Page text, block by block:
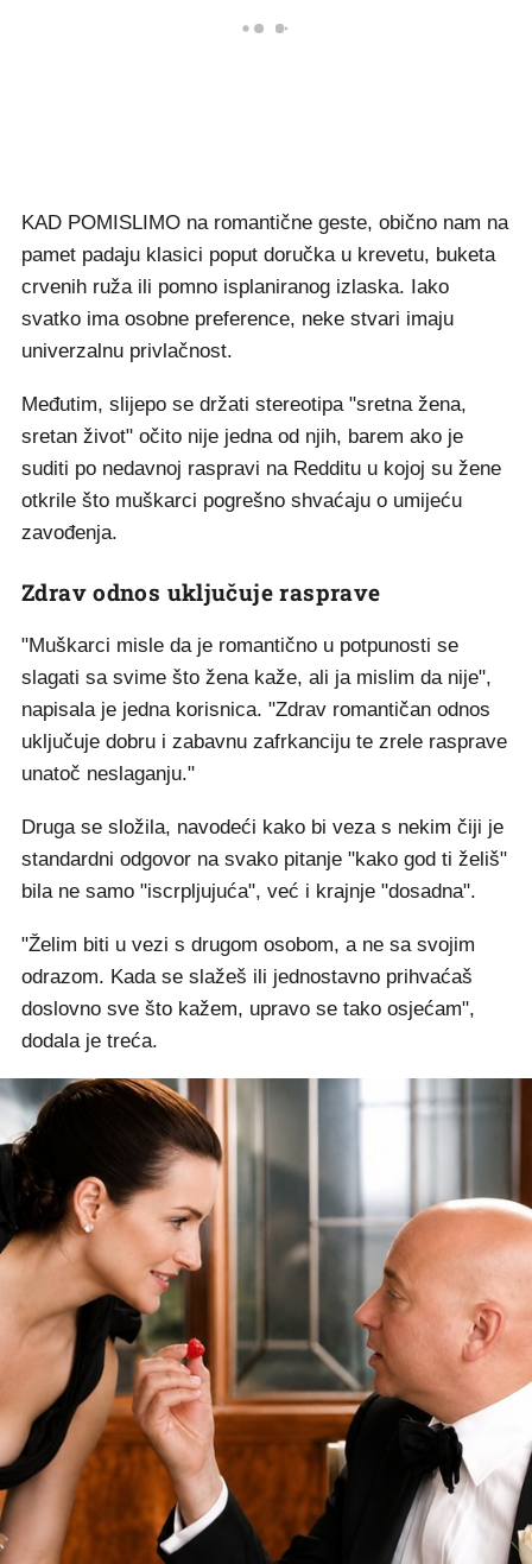
KAD POMISLIMO na romantične geste, obično nam na
pamet padaju klasici poput doručka u krevetu, buketa
crvenih ruža ili pomno isplaniranog izlaska. Iako
svatko ima osobne preference, neke stvari imaju
univerzalnu privlačnost.
Međutim, slijepo se držati stereotipa "sretna žena,
sretan život" očito nije jedna od njih, barem ako je
suditi po nedavnoj raspravi na Redditu u kojoj su žene
otkrile što muškarci pogrešno shvaćaju o umijeću
zavođenja.
Zdrav odnos uključuje rasprave
"Muškarci misle da je romantično u potpunosti se
slagati sa svime što žena kaže, ali ja mislim da nije",
napisala je jedna korisnica. "Zdrav romantičan odnos
uključuje dobru i zabavnu zafrkanciju te zrele rasprave
unatoč neslaganju."
Druga se složila, navodeći kako bi veza s nekim čiji je
standardni odgovor na svako pitanje "kako god ti želiš"
bila ne samo "iscrpljujuća", već i krajnje "dosadna".
"Želim biti u vezi s drugom osobom, a ne sa svojim
odrazom. Kada se slažeš ili jednostavno prihvaćaš
doslovno sve što kažem, upravo se tako osjećam",
dodala je treća.